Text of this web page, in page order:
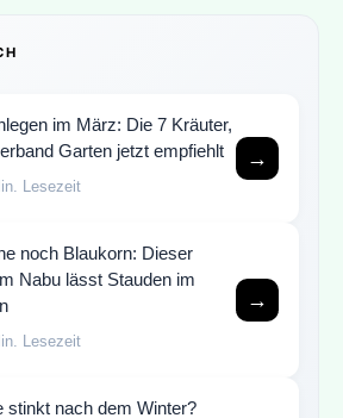
im März: Die 7 Kräuter,
Garten jetzt empfiehlt
Lesezeit
→
noch Blaukorn: Dieser
Nabu lässt Stauden im
Lesezeit
→
stinkt nach dem Winter?